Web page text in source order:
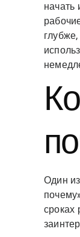
начать
Один
сроках